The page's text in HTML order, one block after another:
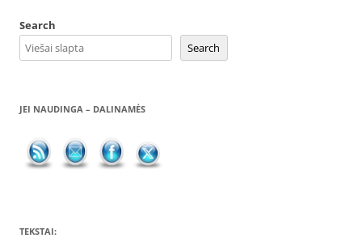
Search
Search
JEI NAUDINGA – DALINAMĖS
TEKSTAI: